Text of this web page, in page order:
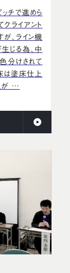
チで進めら
ライアント
、ライン機
じる為、中
分けされて
は塗床仕上
が …